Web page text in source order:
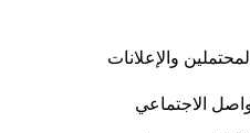
والإعلانات
الاجتماعي